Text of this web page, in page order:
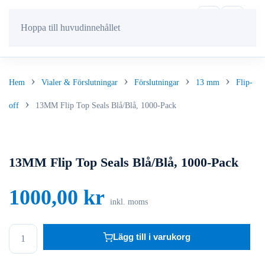
Hoppa till huvudinnehållet
Hem Vialer & Förslutningar Förslutningar 13 mm Flip-
off 13MM Flip Top Seals Blå/Blå, 1000-Pack
13MM Flip Top Seals Blå/Blå, 1000-Pack
1000,00 kr inkl. moms
13MM
Lägg till i varukorg